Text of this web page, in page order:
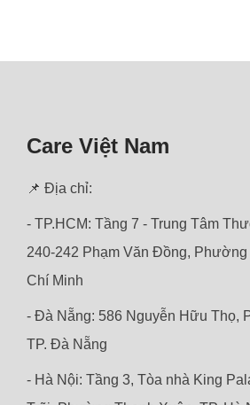
Care Việt Nam
📌 Địa chỉ:
- TP.HCM: Tầng 7 - Trung Tâm
240-242 Phạm Văn Đồng,
Chí Minh
- Đà Nẵng: 586 Nguyễn Hữu Thọ,
TP. Đà Nẵng
- Hà Nội: Tầng 3, Tòa nhà King